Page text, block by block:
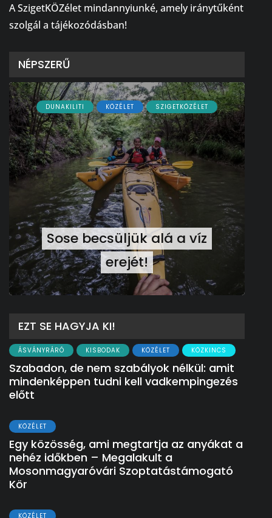
A SzigetKÖZélet mindannyiunké, amely iránytűként
szolgál a tájékozódásban!
NÉPSZERŰ
DUNAKILITI KÖZÉLET SZIGETKÖZÉLET
Sose becsüljük alá a víz
erejét!
EZT SE HAGYJA KI!
ÁSVÁNYRÁRÓ KISBODAK KÖZÉLET KÖZKINCS
Szabadon, de nem szabályok nélkül: amit
mindenképpen tudni kell vadkempingezés
előtt
KÖZÉLET
Egy közösség, ami megtartja az anyákat a
nehéz időkben – Megalakult a
Mosonmagyaróvári Szoptatástámogató
Kör
KÖZÉLET